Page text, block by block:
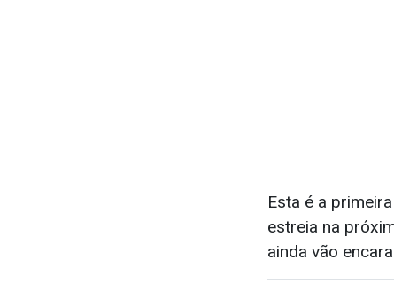
Esta é a
estreia na
ainda vão